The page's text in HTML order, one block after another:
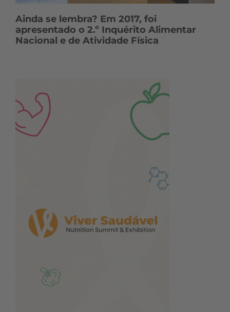
Ainda se lembra? Em 2017, foi
apresentado o 2.º Inquérito Alimentar
Nacional e de Atividade Física